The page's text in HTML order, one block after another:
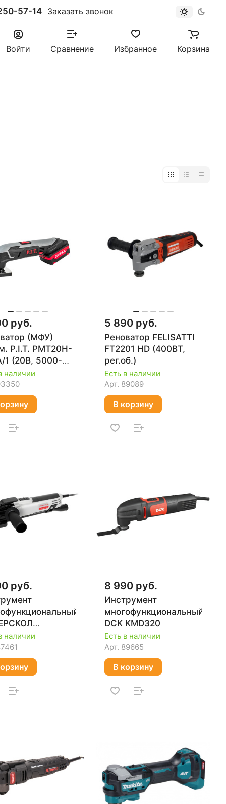
57-14 Заказать звонок
Войти Сравнение Избранное Корзина
руб.
(МФУ)
P.I.T. PMT20H-
1 (20В, 5000-
мин, угол
акб 2Ач, ЗУ,
наличии
5 890 руб.
Реноватор FELISATTI
FT2201 НD (400ВТ,
рег.об.)
Есть в наличии
Арт. 89089
В корзину
руб.
500Э
наличии
8 990 руб.
Инструмент
многофункциональный
DCK KMD320
Есть в наличии
Арт. 89665
В корзину